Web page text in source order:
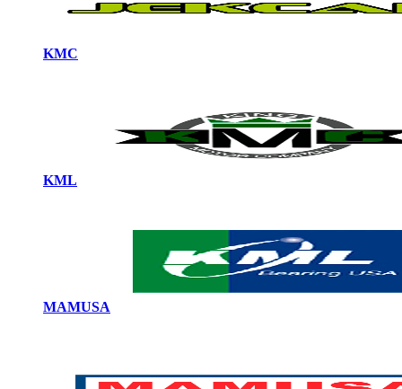
KMC
KML
MAMUSA